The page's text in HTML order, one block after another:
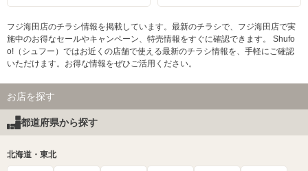
フジ海田店のチラシ情報を掲載しています。最新のチラシで、フジ海田店で実
施中のお得なセールやキャンペーン、特売情報をすぐに確認できます。 Shufo
o!（シュフー）ではお近くの店舗で使える最新のチラシ情報を、手軽にご確認
いただけます。お得な情報をぜひご活用ください。
お店を探す
都道府県から探す
北海道・東北